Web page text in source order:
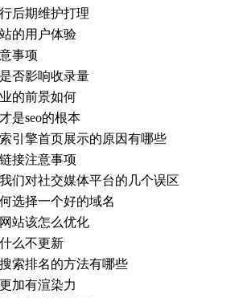
后期维护打理
的用户体验
事项
否影响收录量
的前景如何
是seo的根本
引擎首页展示的原因有哪些
接注意事项
们对社交媒体平台的几个误区
选择一个好的域名
站该怎么优化
么不更新
索排名的方法有哪些
加有渲染力